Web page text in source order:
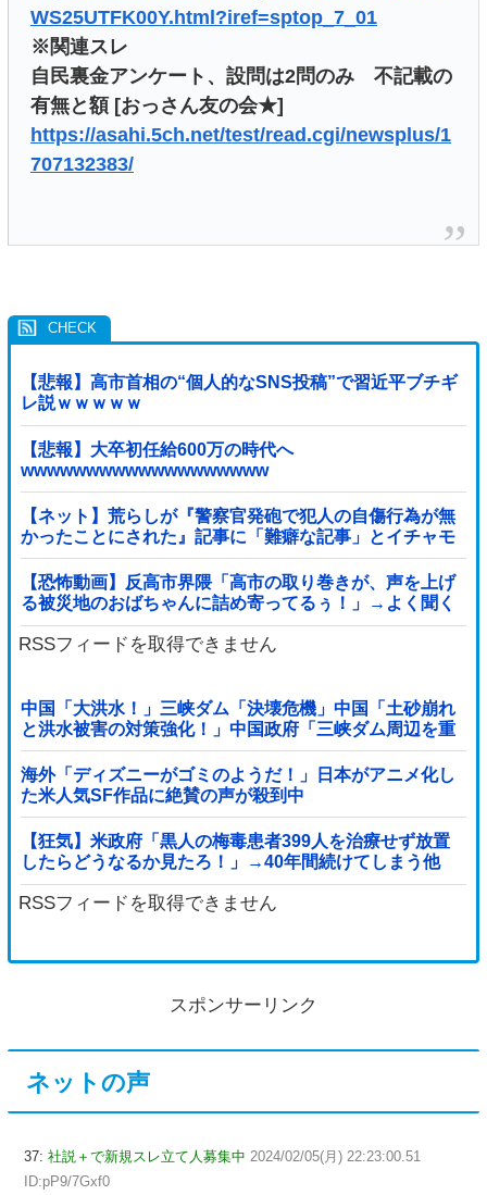
WS25UTFK00Y.html?iref=sptop_7_01
※関連スレ
自民裏金アンケート、設問は2問のみ 不記載の
有無と額 [おっさん友の会★]
https://asahi.5ch.net/test/read.cgi/newsplus/1
707132383/
【悲報】高市首相の“個人的なSNS投稿”で習近平ブチギ
レ説ｗｗｗｗｗ
【悲報】大卒初任給600万の時代へ
wwwwwwwwwwwwwwwwwww
【ネット】荒らしが『警察官発砲で犯人の自傷行為が無
かったことにされた』記事に「難癖な記事」とイチャモ
ン→自傷行為の動画が拡散してマスゴミの偏向報...
【恐怖動画】反高市界隈「高市の取り巻きが、声を上げ
る被災地のおばちゃんに詰め寄ってるぅ！」→よく聞く
と何やらヤバいことを言っていると話題に…
RSSフィードを取得できません
中国「大洪水！」三峡ダム「決壊危機」中国「土砂崩れ
と洪水被害の対策強化！」中国政府「三峡ダム周辺を重
点強化」中国ダム「決壊」中国「現場封鎖！（空撮削
除」→
海外「ディズニーがゴミのようだ！」日本がアニメ化し
た米人気SF作品に絶賛の声が殺到中
【狂気】米政府「黒人の梅毒患者399人を治療せず放置
したらどうなるか見たろ！」→40年間続けてしまう他
RSSフィードを取得できません
スポンサーリンク
ネットの声
37: 社説＋で新規スレ立て人募集中 2024/02/05(月) 22:23:00.51
ID:pP9/7Gxf0